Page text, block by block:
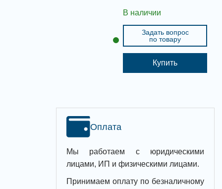
В наличии
Задать вопрос
по товару
Купить
Оплата
Мы работаем с юридическими
лицами, ИП и физическими лицами.
Принимаем оплату по безналичному